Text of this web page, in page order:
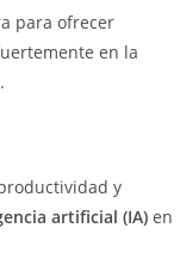
para ofrecer
en la
.
y
artificial (IA) en